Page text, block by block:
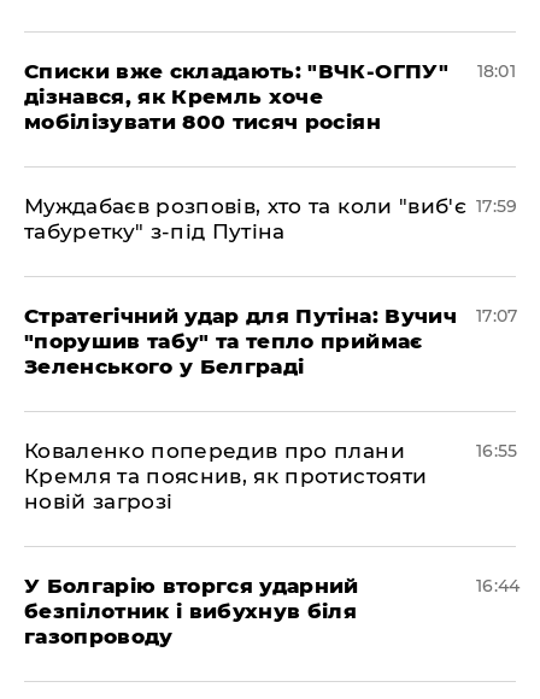
Списки вже складають: "ВЧК-ОГПУ"
дізнався, як Кремль хоче
мобілізувати 800 тисяч росіян
18:01
Муждабаєв розповів, хто та коли "виб'є
табуретку" з-під Путіна
17:59
Стратегічний удар для Путіна: Вучич
"порушив табу" та тепло приймає
Зеленського у Белграді
17:07
Коваленко попередив про плани
Кремля та пояснив, як протистояти
новій загрозі
16:55
У Болгарію вторгся ударний
безпілотник і вибухнув біля
газопроводу
16:44